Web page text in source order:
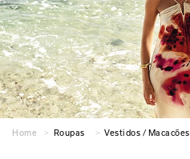
Roupas Vestidos / Macacões